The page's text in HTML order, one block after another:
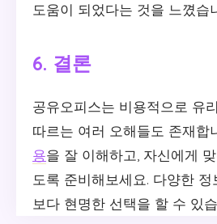
도움이 되었다는 것을 느꼈습
6. 결론
공유오피스는 비용적으로 유
따르는 여러 오해들도 존재합
용을 잘 이해하고, 자신에게
도록 준비해보세요. 다양한
보다 현명한 선택을 할 수 있